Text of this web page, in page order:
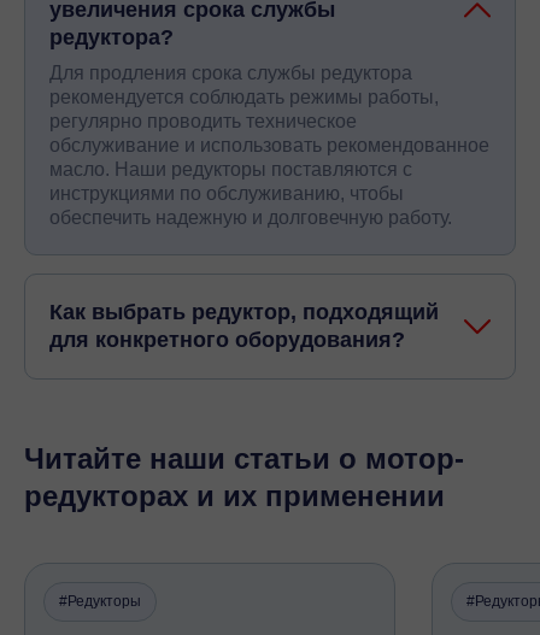
увеличения срока службы
редуктора?
Для продления срока службы редуктора
рекомендуется соблюдать режимы работы,
регулярно проводить техническое
обслуживание и использовать рекомендованное
масло. Наши редукторы поставляются с
инструкциями по обслуживанию, чтобы
обеспечить надежную и долговечную работу.
Как выбрать редуктор, подходящий
для конкретного оборудования?
Читайте наши статьи о мотор-
редукторах и их применении
#Редукторы